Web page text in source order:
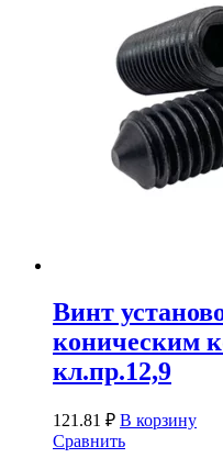
Винт
коническим
кл.пр.12,9
121.81 ₽ В корзину
Сравнить